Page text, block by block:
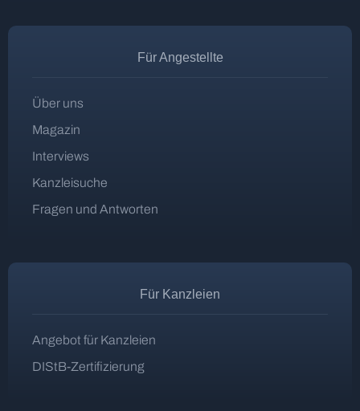
Für Angestellte
Über uns
Magazin
Interviews
Kanzleisuche
Fragen und Antworten
Für Kanzleien
Angebot für Kanzleien
DIStB-Zertifizierung